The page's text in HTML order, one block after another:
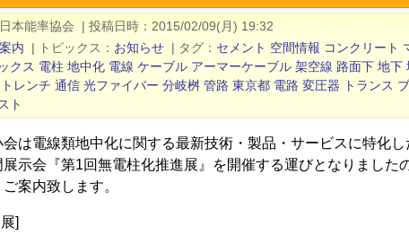
本能率協会 | 投稿日時
2015/02/09(月) 19:32
内 | トピックス お知らせ | タグ セメント 空間情報 コンクリート
クス 電柱 地中化 電線 ケーブル アーマーケーブル 架空線 路面下 地下
トレンチ 通信 光ファイバー 分岐桝 管路 東京都 電路 変圧器 トランス
ト
会は電線類地中化に関する最新技術・製品・サービスに特化し
示会『第1回無電柱化推進展』を開催する運びとなりましたの
案内致します。
]